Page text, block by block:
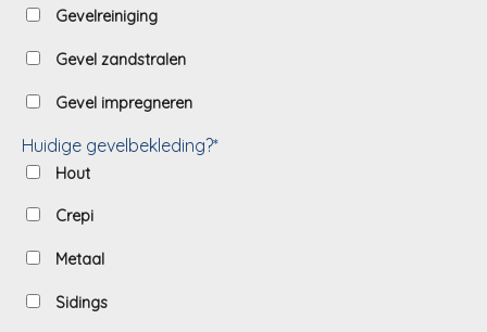
Gevelreiniging
Gevel zandstralen
Gevel impregneren
Huidige gevelbekleding?*
Hout
Crepi
Metaal
Sidings